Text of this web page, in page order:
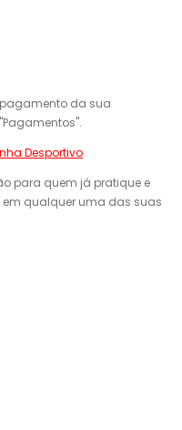
da sua
para quem já pratique e
qualquer uma das suas